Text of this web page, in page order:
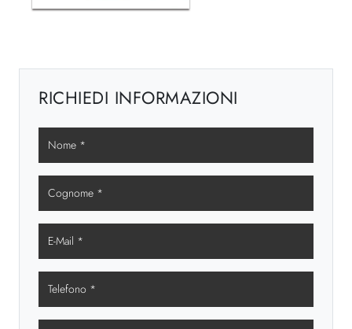
RICHIEDI INFORMAZIONI